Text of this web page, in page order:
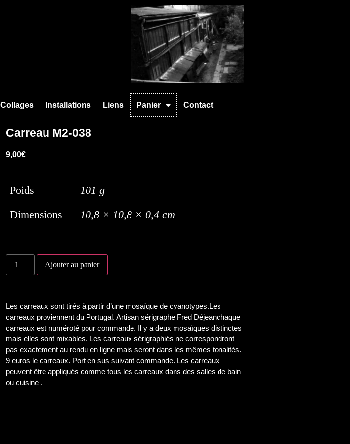
Collages Installations Liens Panier Contact
Carreau M2-038
9,00€
Poids
101 g
Dimensions
10,8 × 10,8 × 0,4 cm
Ajouter au panier
Les carreaux sont tirés à partir d’une mosaïque de cyanotypes.Les
carreaux proviennent du Portugal. Artisan sérigraphe Fred Déjeanchaque
carreaux est numéroté pour commande. Il y a deux mosaïques distinctes
mais elles sont mixables. Les carreaux sérigraphiés ne correspondront
pas exactement au rendu en ligne mais seront dans les mêmes tonalités.
9 euros le carreaux. Port en sus suivant commande. Les carreaux
peuvent être appliqués comme tous les carreaux dans des salles de bain
ou cuisine .